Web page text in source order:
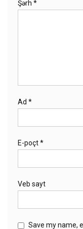
Şərh *
Ad *
E-poçt*
Veb sayt
Save my name,